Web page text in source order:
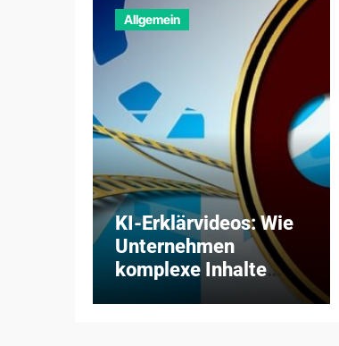
Allgemein
KI-Erklärvideos: Wie
Unternehmen
komplexe Inhalte
verständlich, schnell